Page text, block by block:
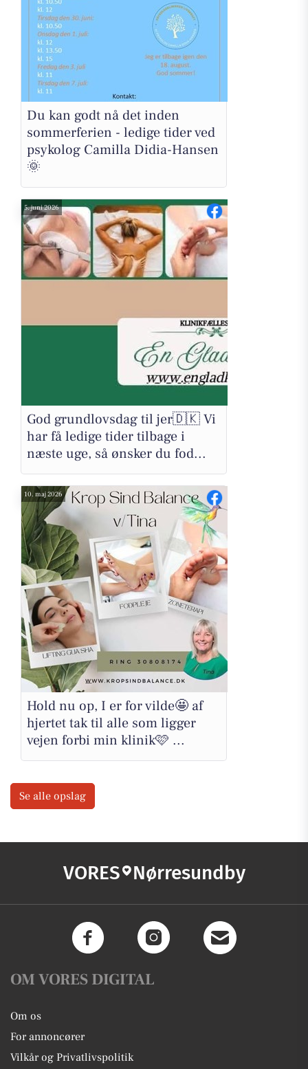
Du kan godt nå det inden
sommerferien - ledige tider ved
psykolog Camilla Didia-Hansen
🌞
5. juni 2026
God grundlovsdag til jer🇩🇰 Vi
har få ledige tider tilbage i
næste uge, så ønsker du fod...
10. maj 2026
Hold nu op, I er for vilde🤩 af
hjertet tak til alle som ligger
vejen forbi min klinik🩷 ...
Se alle opslag
VORES Nørresundby
OM VORES DIGITAL
Om os
For annoncører
Vilkår og Privatlivspolitik